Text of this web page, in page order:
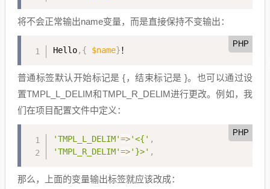
将不会正常输出name变量，而是直接保持不变输出：
PHP
Hello, { $name}！
普通标签默认开始标记是 {，结束标记是 }。也可以通过设
置TMPL_L_DELIM和TMPL_R_DELIM进行更改。例如，我
们在项目配置文件中定义：
PHP
'TMPL_L_DELIM'=>'<{' ,
'TMPL_R_DELIM'=>'}>' ,
那么，上面的变量输出标签就应该改成：